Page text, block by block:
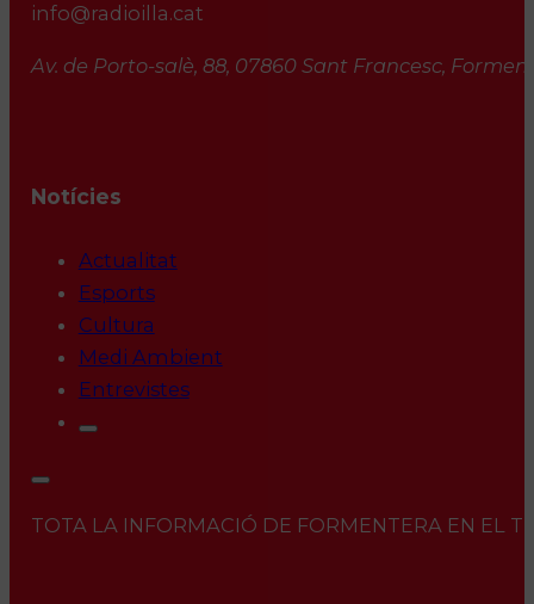
info@radioilla.cat
Av. de Porto-salè, 88, 07860 Sant Francesc,
Notícies
Actualitat
Esports
Cultura
Medi Ambient
Entrevistes
TOTA LA INFORMACIÓ DE FORMENTERA EN EL